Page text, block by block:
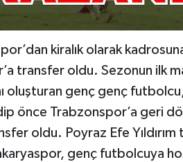
kiralık olarak
transfer oldu. Sezonun ilk
oluşturan genç genç
önce Trabzonspor’a geri
oldu. Poyraz Efe
genç futbolcuya